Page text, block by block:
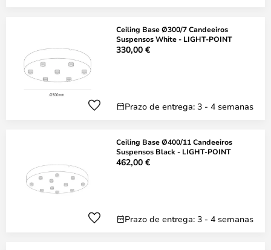
Ceiling Base Ø300/7 Candeeiros
Suspensos White - LIGHT-POINT
330,00 €
Prazo de entrega: 3 - 4 semanas
Ceiling Base Ø400/11 Candeeiros
Suspensos Black - LIGHT-POINT
462,00 €
Prazo de entrega: 3 - 4 semanas